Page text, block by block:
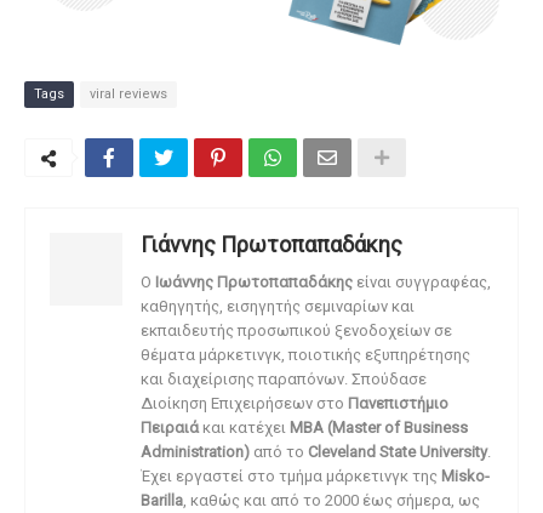
Tags viral reviews
Γιάννης Πρωτοπαπαδάκης
O Ιωάννης Πρωτοπαπαδάκης είναι συγγραφέας,
καθηγητής, εισηγητής σεμιναρίων και
εκπαιδευτής προσωπικού ξενοδοχείων σε
θέματα μάρκετινγκ, ποιοτικής εξυπηρέτησης
και διαχείρισης παραπόνων. Σπούδασε
Διοίκηση Επιχειρήσεων στο Πανεπιστήμιο
Πειραιά και κατέχει MBA (Master of Business
Administration) από το Cleveland State University.
Έχει εργαστεί στο τμήμα μάρκετινγκ της Misko-
Barilla , καθώς και από το 2000 έως σήμερα, ως